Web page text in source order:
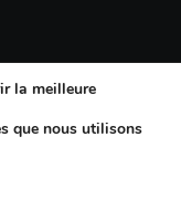
la meilleure
que nous utilisons